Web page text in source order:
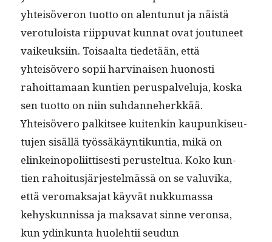
yhteisöveron tuot­to on alen­tunut ja näistä
vero­tu­loista riip­pu­vat kun­nat ovat joutuneet
vaikeuk­si­in. Toisaal­ta tiede­tään, että
yhteisövero sopii harv­inaisen huonos­ti
rahoit­ta­maan kun­tien perus­palvelu­ja, kos­ka
sen tuot­to on niin suh­dan­neherkkää.
Yhteisövero palk­it­see kuitenkin kaupunkiseu­
tu­jen sisäl­lä työssäkäyn­tikun­tia, mikä on
elinkei­nop­o­li­it­tis­es­ti perustel­tua. Koko kun­
tien rahoi­tusjär­jestelmässä on se val­u­vi­ka,
että vero­mak­sa­jat käyvät nukku­mas­sa
kehyskun­nis­sa ja mak­sa­vat sinne veron­sa,
kun ydinkun­ta huole­htii seudun